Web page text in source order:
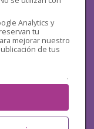
Analytics y
tu
mejorar nuestro
de tus
.